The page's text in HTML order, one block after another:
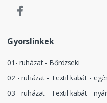
Gyorslinkek
01- ruházat - Bőrdzseki
02 - ruházat - Textil kabát -
03 - ruházat - Textil kabát - nyár